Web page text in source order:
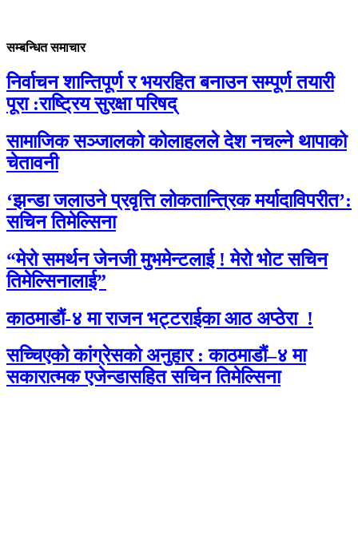
सम्बन्धित समाचार
निर्वाचन शान्तिपूर्ण र भयरहित बनाउन सम्पूर्ण तयारी
पूरा :राष्ट्रिय सुरक्षा परिषद्
सामाजिक सञ्जालको कोलाहलले देश नचल्ने थापाको
चेतावनी
‘झन्डा जलाउने प्रवृत्ति लोकतान्त्रिक मर्यादाविपरीत’:
सचिन तिमेल्सिना
“मेरो समर्थन जेनजी मुभमेन्टलाई ! मेरो भोट सचिन
तिमेल्सिनालाई”
काठमाडौं-४ मा राजन भट्टराईका आठ अप्ठेरा !
सच्चिएको कांग्रेसको अनुहार : काठमाडौं–४ मा
सकारात्मक एजेन्डासहित सचिन तिमेल्सिना